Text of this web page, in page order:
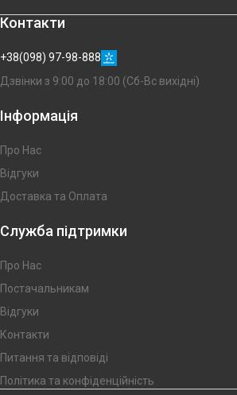
Контакти
+38(098) 97-98-888
Дзвінки з 9:00 до 18:00 (Сб-Вс вихідні)
Інформація
Про Нас
Відгуки
Доставка та Оплата
Служба підтримки
Про Нас
Постачальникам
Відгуки
Контакти
Питання та відповіді
Політика та конфіденційність